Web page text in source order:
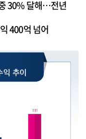
30% 달해…전년
400억 넘어